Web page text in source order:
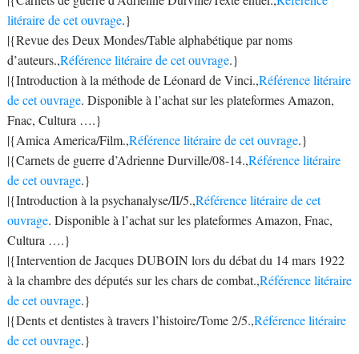
litéraire de cet ouvrage.}
|{Revue des Deux Mondes/Table alphabétique par noms
d’auteurs.,Référence litéraire de cet ouvrage.}
|{Introduction à la méthode de Léonard de Vinci.,Référence litéraire
de cet ouvrage. Disponible à l’achat sur les plateformes Amazon,
Fnac, Cultura ….}
|{Amica America/Film.,Référence litéraire de cet ouvrage.}
|{Carnets de guerre d’Adrienne Durville/08-14.,Référence litéraire
de cet ouvrage.}
|{Introduction à la psychanalyse/II/5.,Référence litéraire de cet
ouvrage. Disponible à l’achat sur les plateformes Amazon, Fnac,
Cultura ….}
|{Intervention de Jacques DUBOIN lors du débat du 14 mars 1922
à la chambre des députés sur les chars de combat.,Référence litéraire
de cet ouvrage.}
|{Dents et dentistes à travers l’histoire/Tome 2/5.,Référence litéraire
de cet ouvrage.}